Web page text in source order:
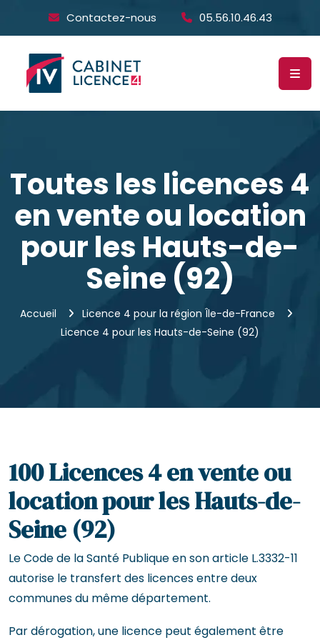
Contactez-nous 05.56.10.46.43
Toutes les licences 4
en vente ou location
pour les Hauts-de-
Seine (92)
Accueil
Licence 4 pour la région Île-de-France
Licence 4 pour les Hauts-de-Seine (92)
100 Licences 4 en vente ou
location pour les Hauts-de-
Seine (92)
Le Code de la Santé Publique en son article L.3332-11
autorise le transfert des licences entre deux
communes du même département.
Par dérogation, une licence peut également être